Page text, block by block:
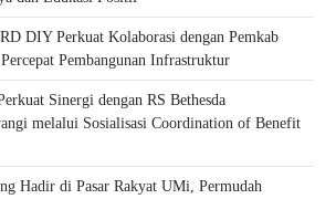
DIY Perkuat Kolaborasi dengan Pemkab
Pembangunan Infrastruktur
Sinergi dengan RS Bethesda
melalui Sosialisasi Coordination of Benefit
Hadir di Pasar Rakyat UMi, Permudah